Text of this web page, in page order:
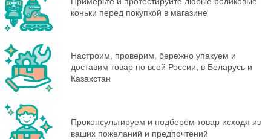
коньки перед покупкой в магазине
Настроим, проверим, бережно упакуем и
доставим товар по всей России, в Беларусь и
Казахстан
Проконсультируем и подберём товар исходя из
ваших пожеланий и предпочтений